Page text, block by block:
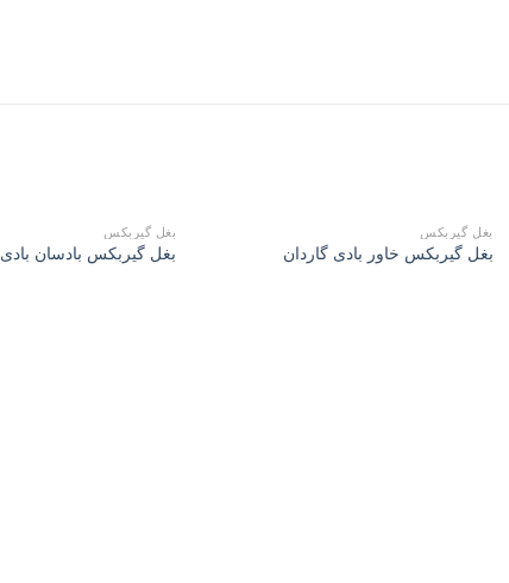
بغل گیربکس
بغل گیربکس خاور بادی گاردان
بغل گیربکس
بغل گیربکس بادسان بادی